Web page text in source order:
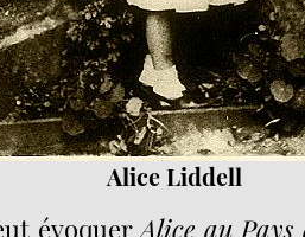
Alice Liddell
évoquerAlice au Pays